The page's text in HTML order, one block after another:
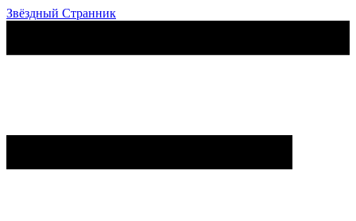
Звёздный Странник